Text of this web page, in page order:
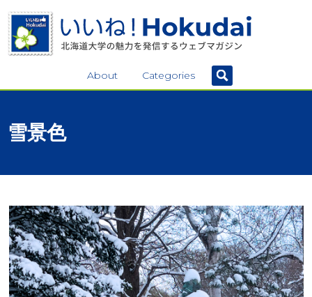
About Categories
雪景色